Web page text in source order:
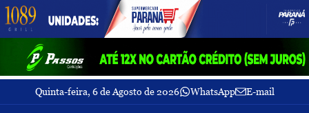
Quinta-feira, 6 de Agosto de 2026 WhatsApp E-mail
Fechar Menu